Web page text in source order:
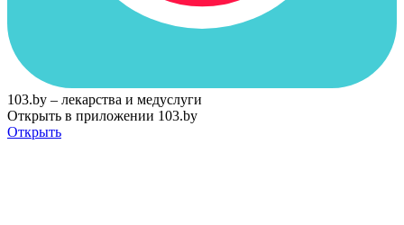
103.by – лекарства и медуслуги
Открыть в приложении 103.by
Открыть